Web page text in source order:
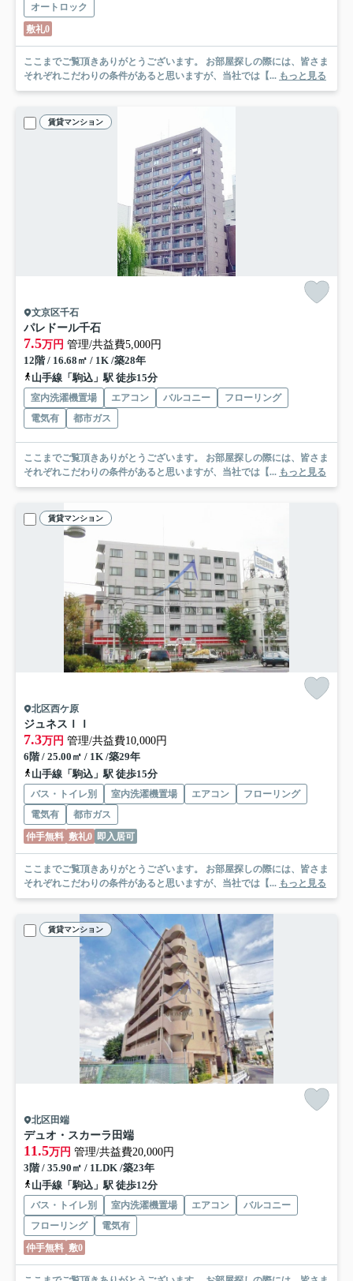
オートロック
敷礼0
ここまでご覧頂きありがとうございます。 お部屋探しの際には、皆さま
それぞれこだわりの条件があると思いますが、当社では【... もっと見る
賃貸マンション
文京区千石
パレドール千石
7.5万円 管理/共益費5,000円
12階 / 16.68㎡ / 1K /築28年
山手線「駒込」駅 徒歩15分
室内洗濯機置場 エアコン バルコニー
フローリング
電気有
都市ガス
ここまでご覧頂きありがとうございます。 お部屋探しの際には、皆さま
それぞれこだわりの条件があると思いますが、当社では【... もっと見る
賃貸マンション
北区西ケ原
ジュネスＩＩ
7.3万円 管理/共益費10,000円
6階 / 25.00㎡ / 1K /築29年
山手線「駒込」駅 徒歩15分
バス・トイレ別 室内洗濯機置場 エアコン
フローリング
電気有
都市ガス
仲手無料 敷礼0 即入居可
ここまでご覧頂きありがとうございます。 お部屋探しの際には、皆さま
それぞれこだわりの条件があると思いますが、当社では【... もっと見る
賃貸マンション
北区田端
デュオ・スカーラ田端
11.5万円 管理/共益費20,000円
3階 / 35.90㎡ / 1LDK /築23年
山手線「駒込」駅 徒歩12分
バス・トイレ別 室内洗濯機置場 エアコン
バルコニー
フローリング
電気有
仲手無料 敷0